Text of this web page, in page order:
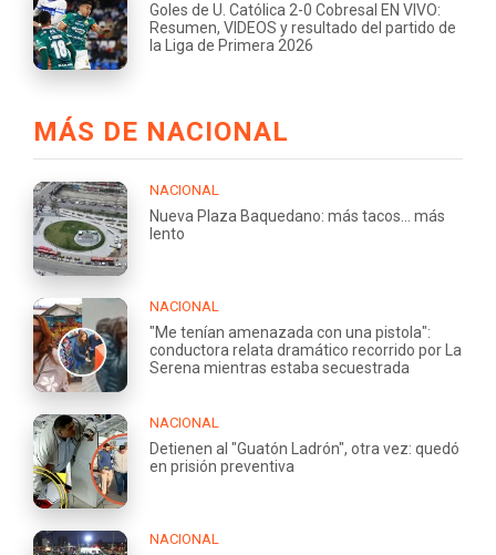
Goles de U. Católica 2-0 Cobresal EN VIVO:
Resumen, VIDEOS y resultado del partido de
la Liga de Primera 2026
MÁS DE NACIONAL
NACIONAL
Nueva Plaza Baquedano: más tacos... más
lento
NACIONAL
"Me tenían amenazada con una pistola":
conductora relata dramático recorrido por La
Serena mientras estaba secuestrada
NACIONAL
Detienen al "Guatón Ladrón", otra vez: quedó
en prisión preventiva
NACIONAL